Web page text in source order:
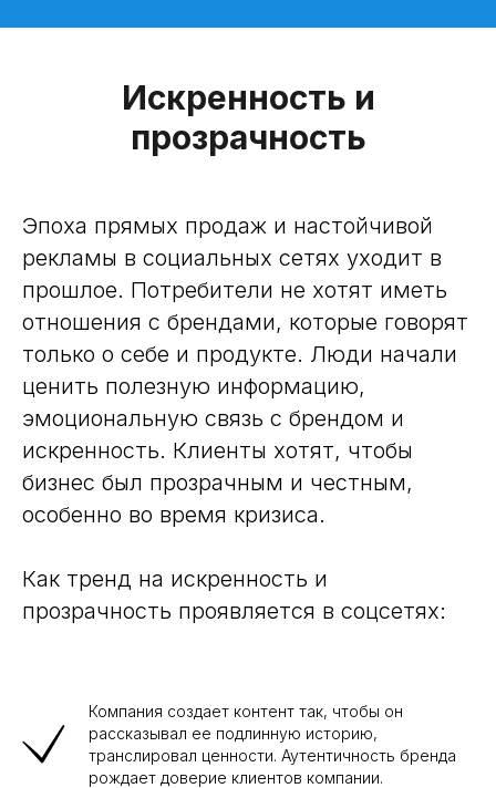
Искренность и
прозрачность
Эпоха прямых продаж и настойчивой
рекламы в социальных сетях уходит в
прошлое. Потребители не хотят иметь
отношения с брендами, которые говорят
только о себе и продукте. Люди начали
ценить полезную информацию,
эмоциональную связь с брендом и
искренность. Клиенты хотят, чтобы
бизнес был прозрачным и честным,
особенно во время кризиса.
Как тренд на искренность и
прозрачность проявляется в соцсетях:
Компания создает контент так, чтобы он
рассказывал ее подлинную историю,
транслировал ценности. Аутентичность бренда
рождает доверие клиентов компании.